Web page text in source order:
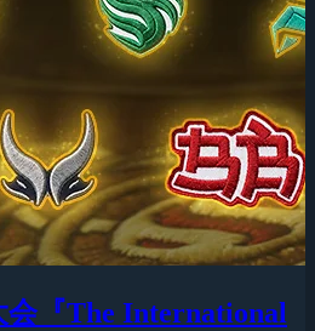
会『The International